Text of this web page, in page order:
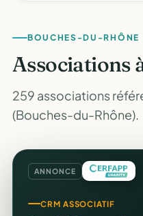
BOUCHES-DU-RHÔNE
Associations
259 associations
(Bouches-du-Rhône).
ANNONCE
CRM ASSOCIATIF